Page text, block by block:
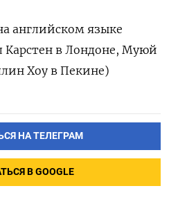
английском языке
Карстен в Лондоне, Муюй
Хоу в Пекине)
НА ТЕЛЕГРАМ
В GOOGLE